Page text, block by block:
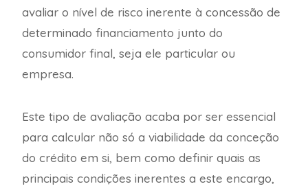
avaliar o nível de risco inerente à concessão de
determinado financiamento junto do
consumidor final, seja ele particular ou
empresa.
Este tipo de avaliação acaba por ser essencial
para calcular não só a viabilidade da conceção
do crédito em si, bem como definir quais as
principais condições inerentes a este encargo,